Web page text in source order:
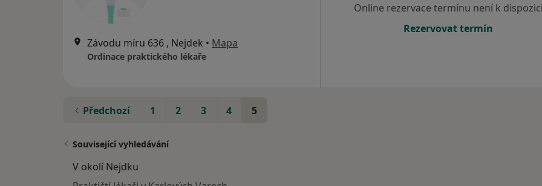
Závodu míru 636 , Nejdek • Mapa
Ordinace praktického lékaře
Online rezervace termínu není k
Rezervovat termín
Předchozí 1 2 3 4 5
Související vyhledávání
V okolí Nejdku